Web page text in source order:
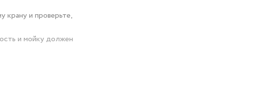
крану и проверьте,
и мойку должен